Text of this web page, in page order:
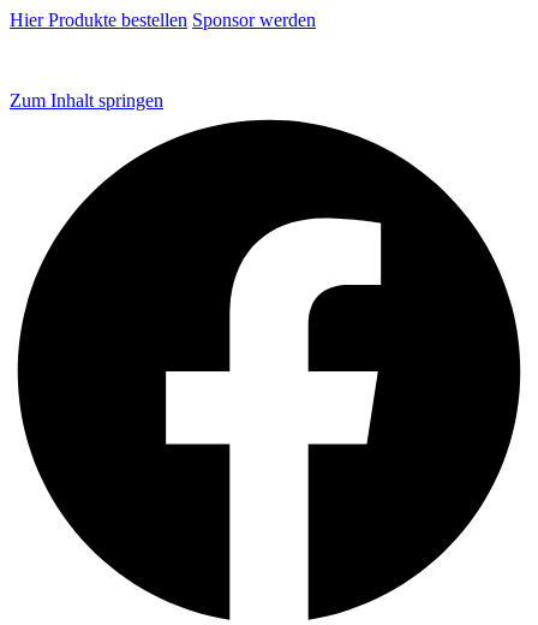
Hier Produkte bestellen Sponsor werden
Zum Inhalt springen